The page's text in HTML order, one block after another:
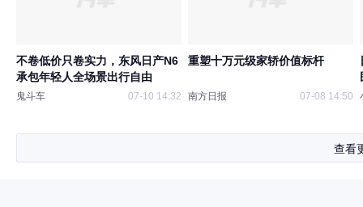
不卷低价只卷实力，东风日产N6
承包年轻人全场景出行自由
鬼斗车 07-10 14:32
重塑十万元级家轿价值标杆
南方日报 07-08 14:50
查看